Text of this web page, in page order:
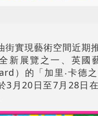
街實現藝術空間近期
新展覽之一、英國
）的「加里‧卡德
3月20日至7月28日